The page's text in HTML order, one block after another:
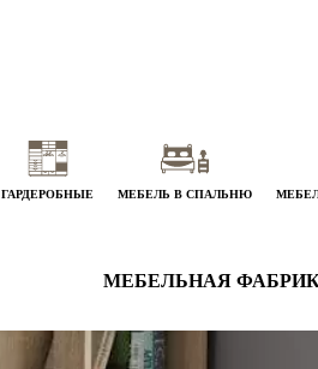
ГАРДЕРОБНЫЕ МЕБЕЛЬ В СПАЛЬНЮ
МЕБЕЛЬНАЯ